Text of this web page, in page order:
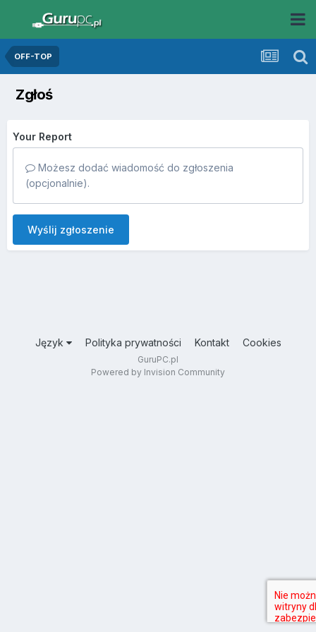
OFF-TOP
Zgłoś
Your Report
Możesz dodać wiadomość do zgłoszenia
(opcjonalnie).
Wyślij zgłoszenie
Język Polityka prywatności Kontakt Cookies
GuruPC.pl
Powered by Invision Community